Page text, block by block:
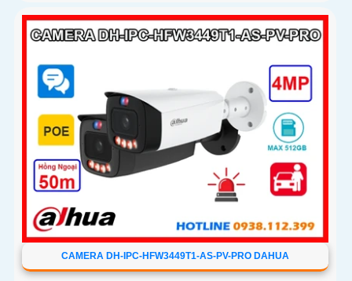
CAMERA DH-IPC-HFW3449T1-AS-PV-PRO DAHUA